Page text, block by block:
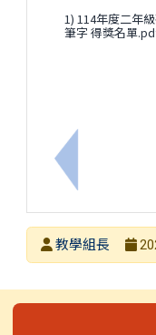
上一筆：115
1) 114年度二年
筆字 得獎名單
發布者
教學組長
左邊區域內容